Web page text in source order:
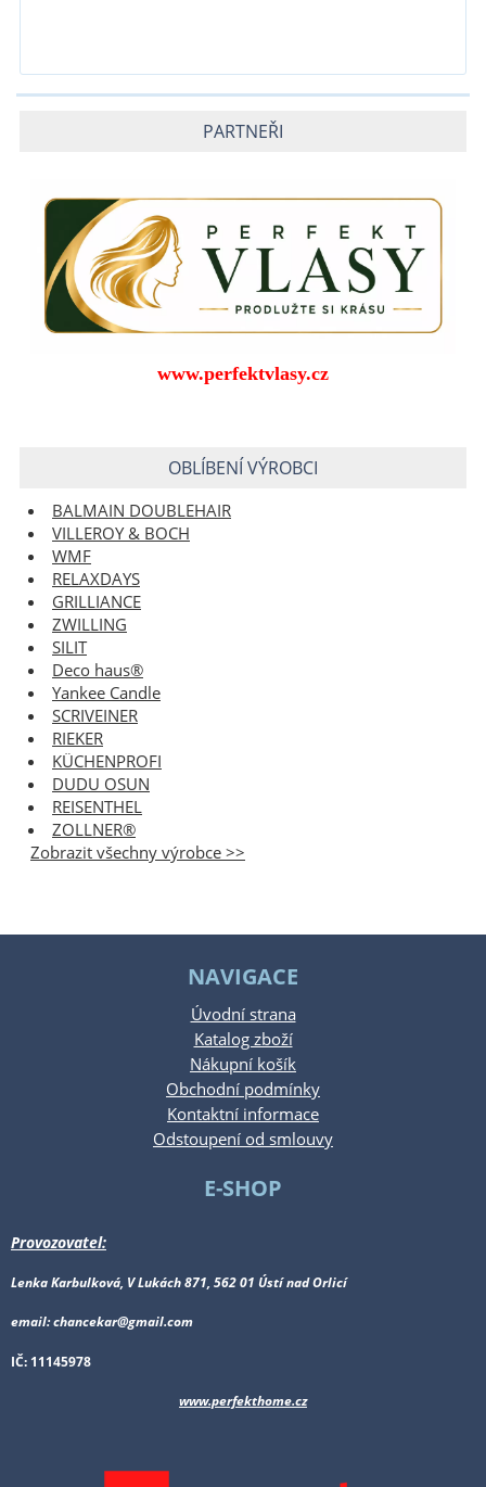
PARTNEŘI
www.perfektvlasy.cz
OBLÍBENÍ VÝROBCI
BALMAIN DOUBLEHAIR
VILLEROY & BOCH
WMF
RELAXDAYS
GRILLIANCE
ZWILLING
SILIT
Deco haus®
Yankee Candle
SCRIVEINER
RIEKER
KÜCHENPROFI
DUDU OSUN
REISENTHEL
ZOLLNER®
Zobrazit všechny výrobce >>
NAVIGACE
Úvodní strana
Katalog zboží
Nákupní košík
Obchodní podmínky
Kontaktní informace
Odstoupení od smlouvy
E-SHOP
Provozovatel:
Lenka Karbulková, V Lukách 871, 562 01 Ústí nad Orlicí
email: chancekar@gmail.com
IČ: 11145978
www.perfekthome.cz